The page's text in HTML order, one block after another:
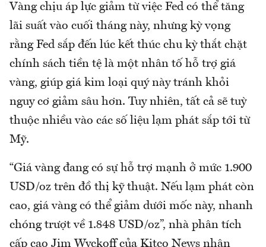
Vàng chịu áp lực giảm từ việc Fed có thể tăng
lãi suất vào cuối tháng này, nhưng kỳ vọng
rằng Fed sắp đến lúc kết thúc chu kỳ thắt chặt
chính sách tiền tệ là một nhân tố hỗ trợ giá
vàng, giúp giá kim loại quý này tránh khỏi
nguy cơ giảm sâu hơn. Tuy nhiên, tất cả sẽ tuỳ
thuộc nhiều vào các số liệu lạm phát sắp tới từ
Mỹ.
“Giá vàng đang có sự hỗ trợ mạnh ở mức 1.900
USD/oz trên đồ thị kỹ thuật. Nếu lạm phát còn
cao, giá vàng có thể giảm dưới mốc này, nhanh
chóng trượt về 1.848 USD/oz”, nhà phân tích
cấp cao Jim Wyckoff của Kitco News nhận